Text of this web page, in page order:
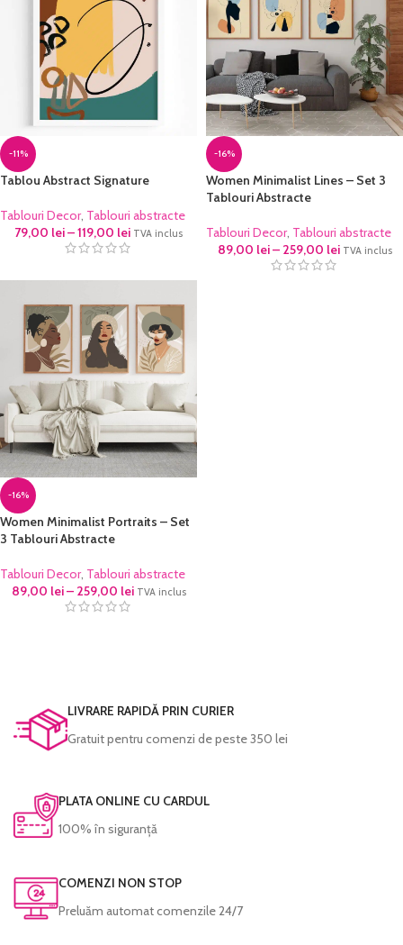
-11%
Tablou Abstract Signature
Tablouri Decor, Tablouri abstracte
79,00 lei–119,00 lei TVA inclus
-16%
Women Minimalist Lines – Set 3
Tablouri Abstracte
Tablouri Decor, Tablouri abstracte
89,00 lei– 259,00 lei TVA inclus
-16%
Women Minimalist Portraits – Set
3 Tablouri Abstracte
Tablouri Decor, Tablouri abstracte
89,00 lei– 259,00 lei TVA inclus
LIVRARE RAPIDĂ PRIN CURIER
Gratuit pentru comenzi de peste 350 lei
PLATA ONLINE CU CARDUL
100% în siguranță
COMENZI NON STOP
Preluăm automat comenzile 24/7